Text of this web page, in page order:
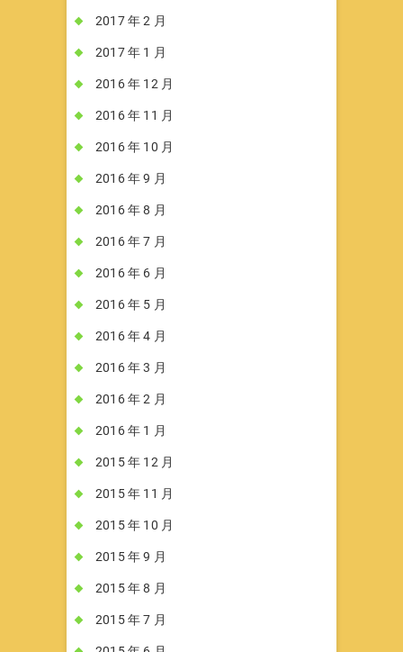
2017 年 2 月
2017 年 1 月
2016 年 12 月
2016 年 11 月
2016 年 10 月
2016 年 9 月
2016 年 8 月
2016 年 7 月
2016 年 6 月
2016 年 5 月
2016 年 4 月
2016 年 3 月
2016 年 2 月
2016 年 1 月
2015 年 12 月
2015 年 11 月
2015 年 10 月
2015 年 9 月
2015 年 8 月
2015 年 7 月